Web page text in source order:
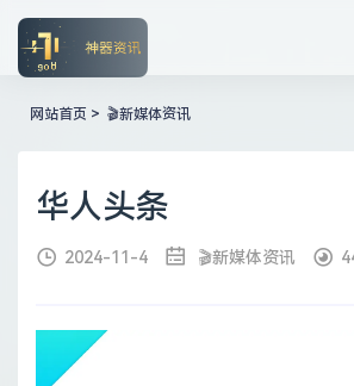
网站首页 > 🎬新媒体资讯
华人头条
2024-11-4 🎬新媒体资讯